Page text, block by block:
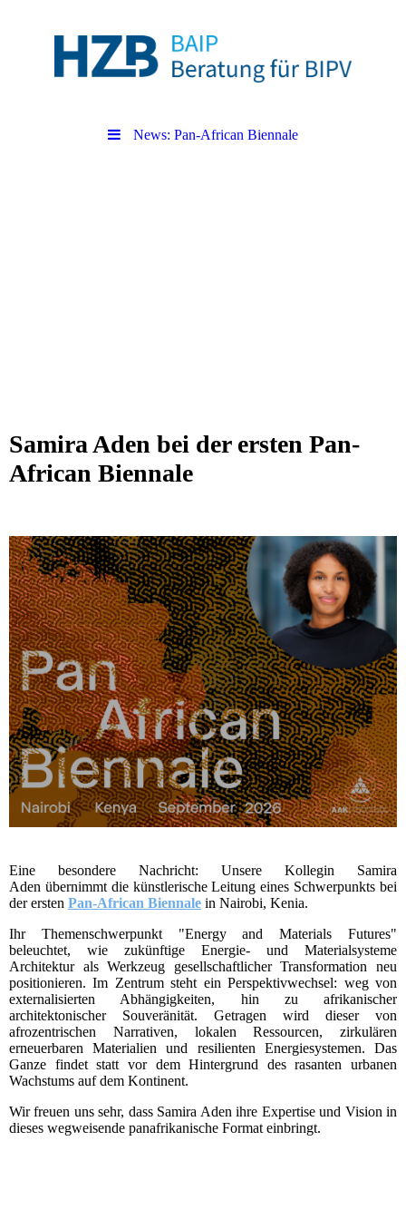
News: Pan-African Biennale
Samira Aden bei der ersten Pan-
African Biennale
Eine besondere Nachricht: Unsere Kollegin Samira
Aden übernimmt die künstlerische Leitung eines Schwerpunkts bei
der ersten Pan-African Biennale in Nairobi, Kenia.
Ihr Themenschwerpunkt "Energy and Materials Futures"
beleuchtet, wie zukünftige Energie- und Materialsysteme
Architektur als Werkzeug gesellschaftlicher Transformation neu
positionieren. Im Zentrum steht ein Perspektivwechsel: weg von
externalisierten Abhängigkeiten, hin zu afrikanischer
architektonischer Souveränität. Getragen wird dieser von
afrozentrischen Narrativen, lokalen Ressourcen, zirkulären
erneuerbaren Materialien und resilienten Energiesystemen. Das
Ganze findet statt vor dem Hintergrund des rasanten urbanen
Wachstums auf dem Kontinent.
Wir freuen uns sehr, dass Samira Aden ihre Expertise und Vision in
dieses wegweisende panafrikanische Format einbringt.